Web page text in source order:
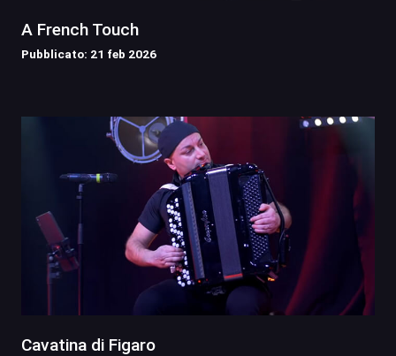
A French Touch
Pubblicato: 21 feb 2026
Cavatina di Figaro